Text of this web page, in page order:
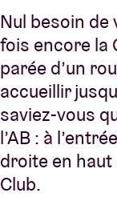
À propos
Contact
Nul besoin de
fois encore la
parée d’un
accueillir
saviez-vous
l’AB : à
droite en haut
Club.